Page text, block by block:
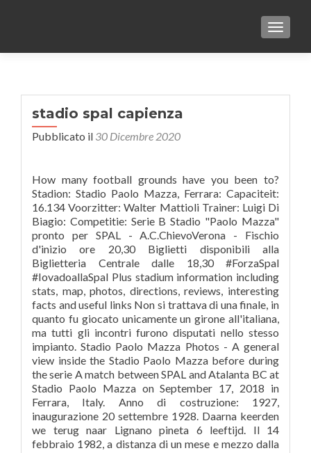
stadio spal capienza
Pubblicato il 30 Dicembre 2020
How many football grounds have you been to?
Stadion: Stadio Paolo Mazza, Ferrara: Capaciteit:
16.134 Voorzitter: Walter Mattioli Trainer: Luigi Di
Biagio: Competitie: Serie B Stadio "Paolo Mazza"
pronto per SPAL - A.C.ChievoVerona - Fischio
d'inizio ore 20,30 Biglietti disponibili alla
Biglietteria Centrale dalle 18,30 #ForzaSpal
#IovadoallaSpal Plus stadium information including
stats, map, photos, directions, reviews, interesting
facts and useful links Non si trattava di una finale, in
quanto fu giocato unicamente un girone all'italiana,
ma tutti gli incontri furono disputati nello stesso
impianto. Stadio Paolo Mazza Photos - A general
view inside the Stadio Paolo Mazza before during
the serie A match between SPAL and Atalanta BC at
Stadio Paolo Mazza on September 17, 2018 in
Ferrara, Italy. Anno di costruzione: 1927,
inaugurazione 20 settembre 1928. Daarna keerden
we terug naar Lignano pineta 6 leeftijd. Il 14
febbraio 1982, a distanza di un mese e mezzo dalla